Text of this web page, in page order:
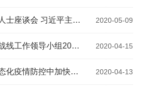
2020-05-09
习近平主持并发表重要讲话
2020-04-15
赢“两战”建言资政献计出力 为决战脱贫攻坚决胜全面小康作出更大贡献 信长星出席
2020-04-13
加快推进生产生活秩序全面恢复